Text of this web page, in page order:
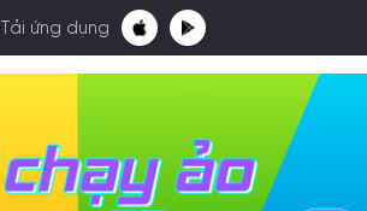
Tải ứng dụng